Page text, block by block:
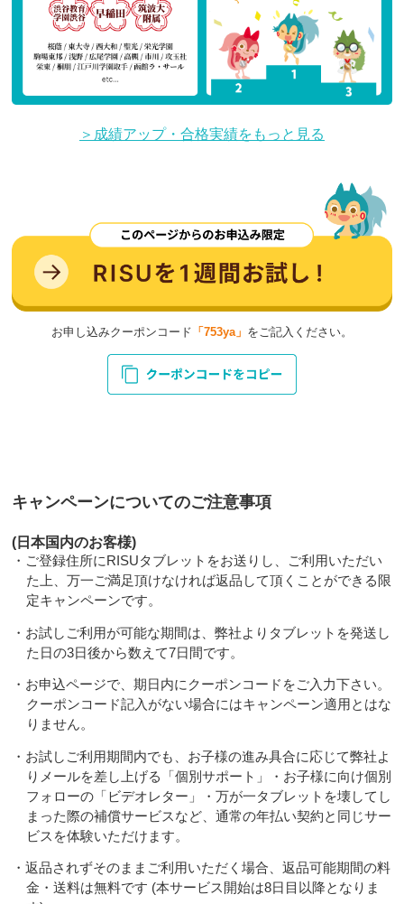
＞成績アップ・合格実績をもっと見る
お申し込みクーポンコード 「753ya」 をご記入ください。
キャンペーンについてのご注意事項
(日本国内のお客様)
・ご登録住所にRISUタブレットをお送りし、ご利用いただい
た上、万一ご満足頂けなければ返品して頂くことができる限
定キャンペーンです。
・お試しご利用が可能な期間は、弊社よりタブレットを発送し
た日の3日後から数えて7日間です。
・お申込ページで、期日内にクーポンコードをご入力下さい。
クーポンコード記入がない場合にはキャンペーン適用とはな
りません。
・お試しご利用期間内でも、お子様の進み具合に応じて弊社よ
りメールを差し上げる「個別サポート」・お子様に向け個別
フォローの「ビデオレター」・万が一タブレットを壊してし
まった際の補償サービスなど、通常の年払い契約と同じサー
ビスを体験いただけます。
・返品されずそのままご利用いただく場合、返品可能期間の料
金・送料は無料です (本サービス開始は8日目以降となりま